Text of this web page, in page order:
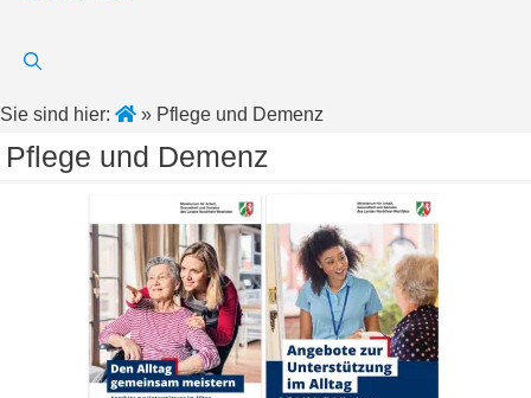
Sie sind hier: » Pflege und Demenz
Pflege und Demenz